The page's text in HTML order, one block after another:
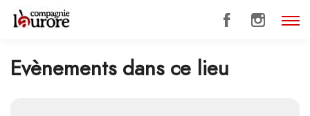
Evènements dans ce lieu